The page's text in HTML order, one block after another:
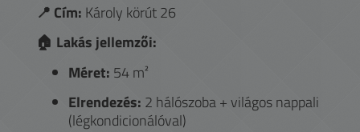
📍 Cím: Károly körút 26
🏠 Lakás jellemzői:
Méret: 54 m²
Elrendezés: 2 hálószoba + világos nappali
(légkondicionálóval)